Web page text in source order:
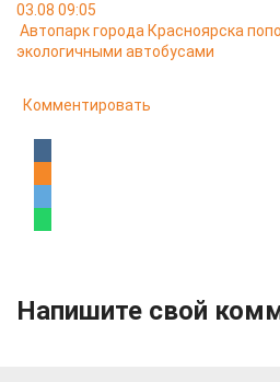
03.08 09:05
Автопарк города Красноярска
экологичными автобусами
Комментировать
Напишите свой